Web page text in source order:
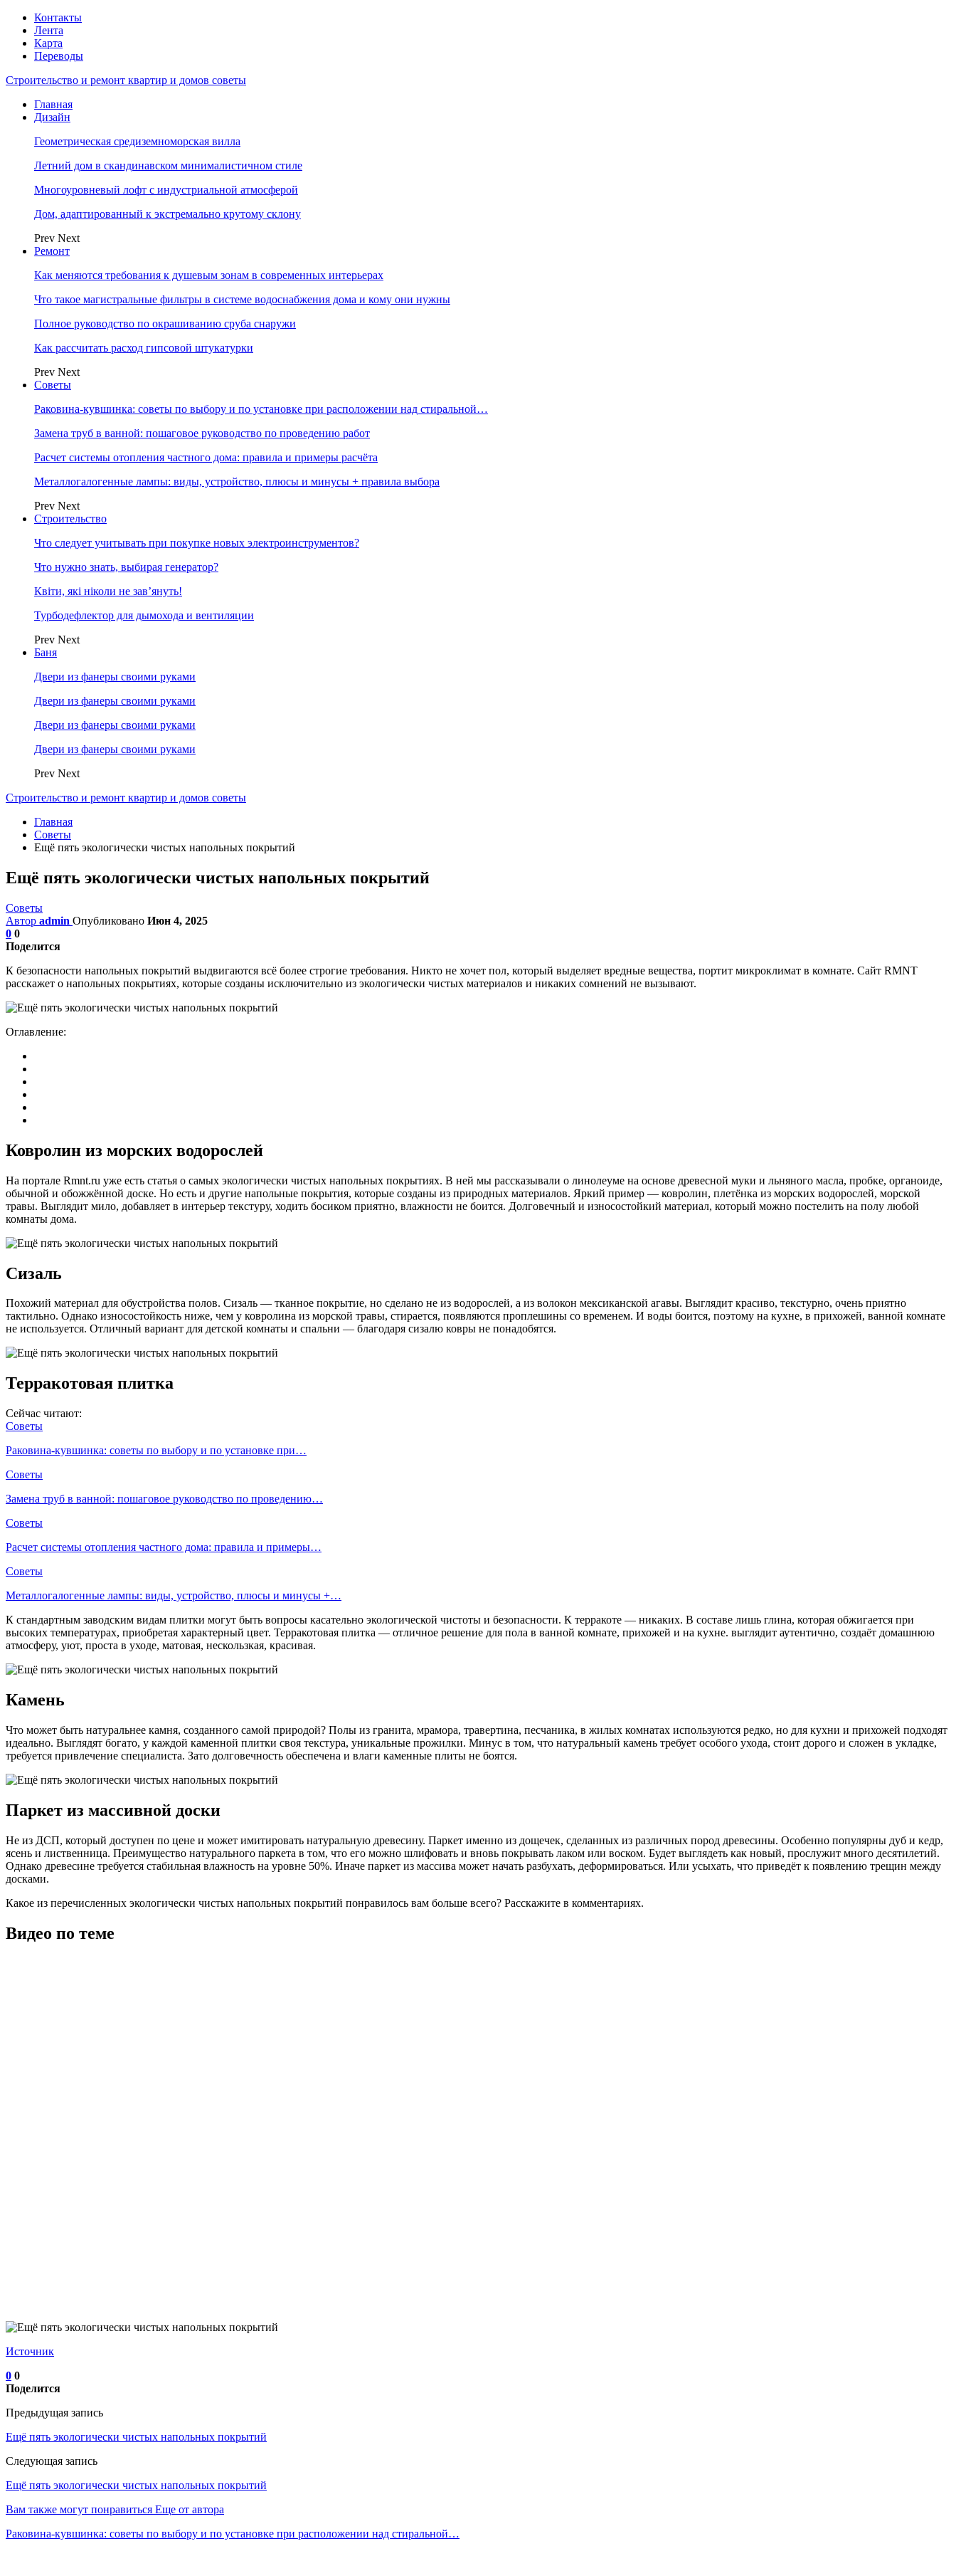
Контакты
Лента
Карта
Переводы
Строительство и ремонт квартир и домов советы
Главная
Дизайн
Геометрическая средиземноморская вилла
Летний дом в скандинавском минималистичном стиле
Многоуровневый лофт с индустриальной атмосферой
Дом, адаптированный к экстремально крутому склону
Prev Next
Ремонт
Как меняются требования к душевым зонам в современных интерьерах
Что такое магистральные фильтры в системе водоснабжения дома и кому они нужны
Полное руководство по окрашиванию сруба снаружи
Как рассчитать расход гипсовой штукатурки
Prev Next
Советы
Раковина-кувшинка: советы по выбору и по установке при расположении над стиральной…
Замена труб в ванной: пошаговое руководство по проведению работ
Расчет системы отопления частного дома: правила и примеры расчёта
Металлогалогенные лампы: виды, устройство, плюсы и минусы + правила выбора
Prev Next
Строительство
Что следует учитывать при покупке новых электроинструментов?
Что нужно знать, выбирая генератор?
Квіти, які ніколи не зав’януть!
Турбодефлектор для дымохода и вентиляции
Prev Next
Баня
Двери из фанеры своими руками
Двери из фанеры своими руками
Двери из фанеры своими руками
Двери из фанеры своими руками
Prev Next
Строительство и ремонт квартир и домов советы
Главная
Советы
Ещё пять экологически чистых напольных покрытий
Ещё пять экологически чистых напольных покрытий
Советы
Автор admin Опубликовано Июн 4, 2025
0 0
Поделится
К безопасности напольных покрытий выдвигаются всё более строгие требования. Никто не хочет пол, который выделяет вредные вещества, портит микроклимат в комнате. Сайт RMNT
расскажет о напольных покрытиях, которые созданы исключительно из экологически чистых материалов и никаких сомнений не вызывают.
Оглавление:
Ковролин из морских водорослей
На портале Rmnt.ru уже есть статья о самых экологически чистых напольных покрытиях. В ней мы рассказывали о линолеуме на основе древесной муки и льняного масла, пробке, органоиде,
обычной и обожжённой доске. Но есть и другие напольные покрытия, которые созданы из природных материалов. Яркий пример — ковролин, плетёнка из морских водорослей, морской
травы. Выглядит мило, добавляет в интерьер текстуру, ходить босиком приятно, влажности не боится. Долговечный и износостойкий материал, который можно постелить на полу любой
комнаты дома.
Сизаль
Похожий материал для обустройства полов. Сизаль — тканное покрытие, но сделано не из водорослей, а из волокон мексиканской агавы. Выглядит красиво, текстурно, очень приятно
тактильно. Однако износостойкость ниже, чем у ковролина из морской травы, стирается, появляются проплешины со временем. И воды боится, поэтому на кухне, в прихожей, ванной комнате
не используется. Отличный вариант для детской комнаты и спальни — благодаря сизалю ковры не понадобятся.
Терракотовая плитка
Сейчас читают:
Советы
Раковина-кувшинка: советы по выбору и по установке при…
Советы
Замена труб в ванной: пошаговое руководство по проведению…
Советы
Расчет системы отопления частного дома: правила и примеры…
Советы
Металлогалогенные лампы: виды, устройство, плюсы и минусы +…
К стандартным заводским видам плитки могут быть вопросы касательно экологической чистоты и безопасности. К терракоте — никаких. В составе лишь глина, которая обжигается при
высоких температурах, приобретая характерный цвет. Терракотовая плитка — отличное решение для пола в ванной комнате, прихожей и на кухне. выглядит аутентично, создаёт домашнюю
атмосферу, уют, проста в уходе, матовая, нескользкая, красивая.
Камень
Что может быть натуральнее камня, созданного самой природой? Полы из гранита, мрамора, травертина, песчаника, в жилых комнатах используются редко, но для кухни и прихожей подходят
идеально. Выглядят богато, у каждой каменной плитки своя текстура, уникальные прожилки. Минус в том, что натуральный камень требует особого ухода, стоит дорого и сложен в укладке,
требуется привлечение специалиста. Зато долговечность обеспечена и влаги каменные плиты не боятся.
Паркет из массивной доски
Не из ДСП, который доступен по цене и может имитировать натуральную древесину. Паркет именно из дощечек, сделанных из различных пород древесины. Особенно популярны дуб и кедр,
ясень и лиственница. Преимущество натурального паркета в том, что его можно шлифовать и вновь покрывать лаком или воском. Будет выглядеть как новый, прослужит много десятилетий.
Однако древесине требуется стабильная влажность на уровне 50%. Иначе паркет из массива может начать разбухать, деформироваться. Или усыхать, что приведёт к появлению трещин между
досками.
Какое из перечисленных экологически чистых напольных покрытий понравилось вам больше всего? Расскажите в комментариях.
Видео по теме
Источник
0 0
Поделится
Предыдущая запись
Ещё пять экологически чистых напольных покрытий
Следующая запись
Ещё пять экологически чистых напольных покрытий
Вам также могут понравиться Еще от автора
Раковина-кувшинка: советы по выбору и по установке при расположении над стиральной…